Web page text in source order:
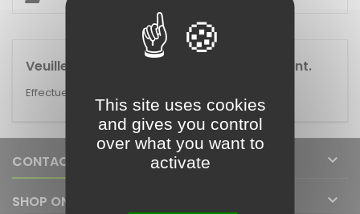
HIGHBAY
Veuillez nous excuser pour le désagrément.
Effectuez une nouvelle recherche
CONTACT 
SHOP ONLINE 
This site uses cookies
and gives you control
over what you want to
activate